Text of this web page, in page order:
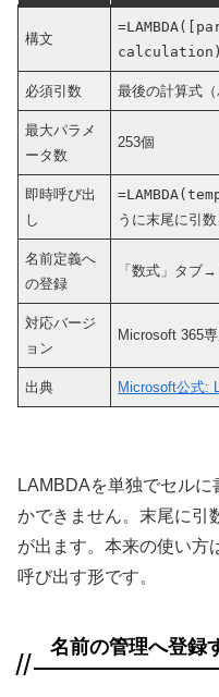
構文
calculation)
必須引数 最後の計算式（
最大パラメ
ータ数
253個
即時呼び出
し
うに末尾に引
名前定義へ
の登録
「数式」タブ
対応バージ
ョン
Microsoft 365
出典 Microsoft公式:
LAMBDAを単独でセル
かできません。末尾に引
が出ます。本来の使い方
呼び出す形です。
名前の管理へ登録